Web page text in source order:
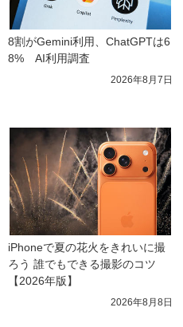
8割がGemini利用、ChatGPTは6
8%　AI利用調査
2026年8月7日
iPhoneで夏の花火をきれいに撮
ろう 誰でもできる撮影のコツ
【2026年版】
2026年8月8日